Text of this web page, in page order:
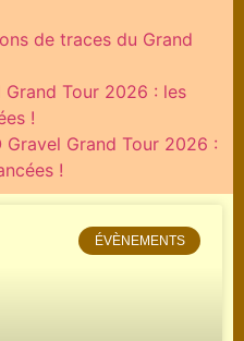
de traces du Grand
Grand Tour 2026 : les
!
Gravel Grand Tour 2026 :
!
ÉVÈNEMENTS